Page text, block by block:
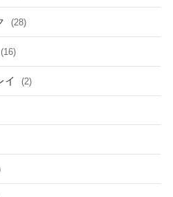
(28)
(16)
イ (2)